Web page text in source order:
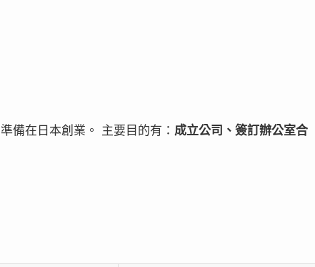
備在日本創業。 主要目的有： 成立公司、簽訂辦公室合